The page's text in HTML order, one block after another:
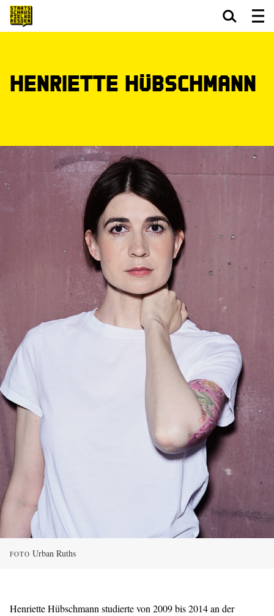
Henriette Hübschmann
FOTO Urban Ruths
Henriette Hübschmann studierte von 2009 bis 2014 an der